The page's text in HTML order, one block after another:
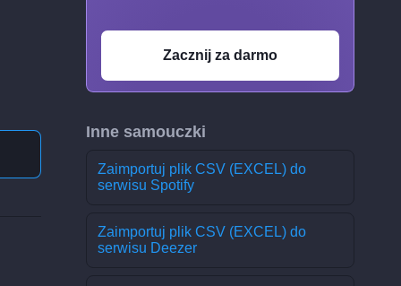
Zacznij za darmo
Inne samouczki
Zaimportuj plik CSV (EXCEL) do
serwisu Spotify
Zaimportuj plik CSV (EXCEL) do
serwisu Deezer